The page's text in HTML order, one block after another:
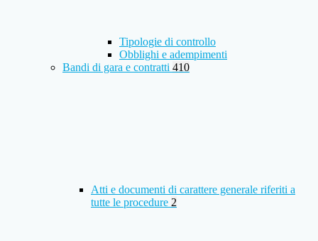
Tipologie di controllo
Obblighi e adempimenti
Bandi di gara e contratti 410
Atti e documenti di carattere generale riferiti a
tutte le procedure 2